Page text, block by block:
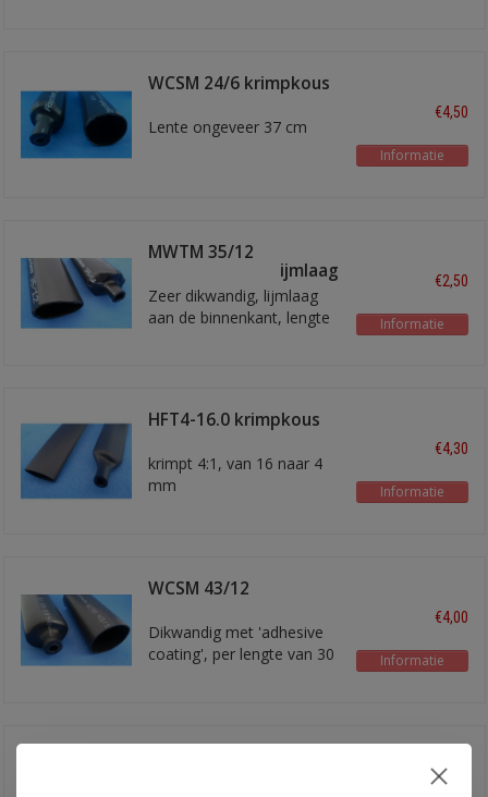
WCSM 24/6 krimpkous
Lente ongeveer 37 cm
€4,50
Informatie
MWTM 35/12
krimpkous met lijmlaag
Zeer dikwandig, lijmlaag
aan de binnenkant, lengte
€2,50
Informatie
HFT4-16.0 krimpkous
krimpt 4:1, van 16 naar 4
mm
€4,30
Informatie
WCSM 43/12
Dikwandig met 'adhesive
coating', per lengte van 30
€4,00
Informatie
€2,10